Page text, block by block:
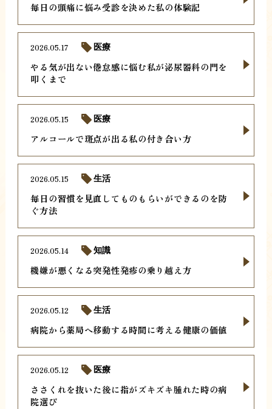
毎日の頭痛に悩み受診を決めた私の体験記
やる気が出ない倦怠感に悩む私が泌尿器科の門を
叩くまで
2026.05.17 医療
アルコールで斑点が出る私の付き合い方
2026.05.15 医療
毎日の習慣を見直してものもらいができるのを防
ぐ方法
2026.05.15 生活
機嫌が悪くなる突発性発疹の乗り越え方
2026.05.14 知識
病院から薬局へ移動する時間に考える健康の価値
2026.05.12 生活
ささくれを抜いた後に指がズキズキ腫れた時の病
院選び
2026.05.12 医療